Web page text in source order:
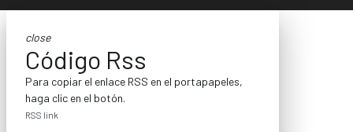
close
Código Rss
Para copiar el enlace RSS en el portapapeles,
haga clic en el botón.
RSS link